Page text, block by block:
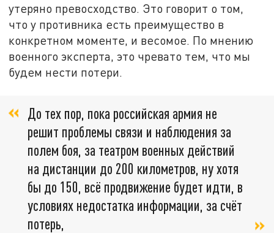
утеряно превосходство. Это говорит о том,
что у противника есть преимущество в
конкретном моменте, и весомое. По мнению
военного эксперта, это чревато тем, что мы
будем нести потери.
До тех пор, пока российская армия не
решит проблемы связи и наблюдения за
полем боя, за театром военных действий
на дистанции до 200 километров, ну хотя
бы до 150, всё продвижение будет идти, в
условиях недостатка информации, за счёт
потерь,